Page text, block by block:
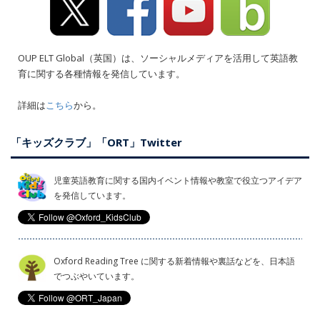
OUP ELT Global（英国）は、ソーシャルメディアを活用して英語教
育に関する各種情報を発信しています。
詳細はこちらから。
「キッズクラブ」「ORT」Twitter
児童英語教育に関する国内イベント情報や教室で役立つアイデア
を発信しています。
Oxford Reading Tree に関する新着情報や裏話などを、日本語
でつぶやいています。